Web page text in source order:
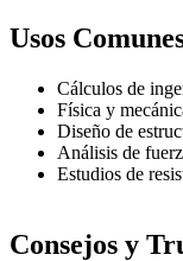
Usos
Cálculos de
Física y
Diseño de
Análisis de
Estudios de
Consejos y